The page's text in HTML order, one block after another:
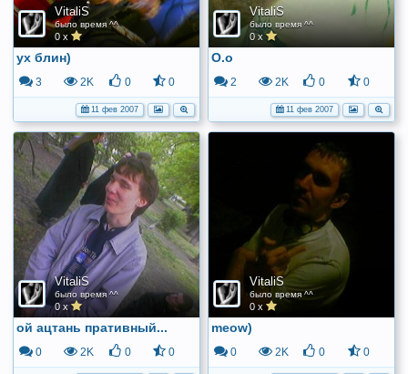
VitaliS
было время ^^
0 x
ух блин)
3 2K 0 0
11 фев 2007
VitaliS
было время ^^
0 x
О.о
2 2K 0 0
11 фев 2007
VitaliS
было время ^^
0 x
ой ацтань пративный...
0 2K 0 0
VitaliS
было время ^^
0 x
meow)
0 2K 0 0